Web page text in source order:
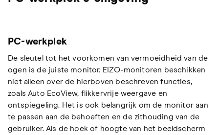
PC-werkplek
De sleutel tot het voorkomen van vermoeidheid van de
ogen is de juiste monitor. EIZO-monitoren beschikken
niet alleen over de hierboven beschreven functies,
zoals Auto EcoView, flikkervrije weergave en
ontspiegeling. Het is ook belangrijk om de monitor aan
te passen aan de behoeften en de zithouding van de
gebruiker. Als de hoek of hoogte van het beeldscherm